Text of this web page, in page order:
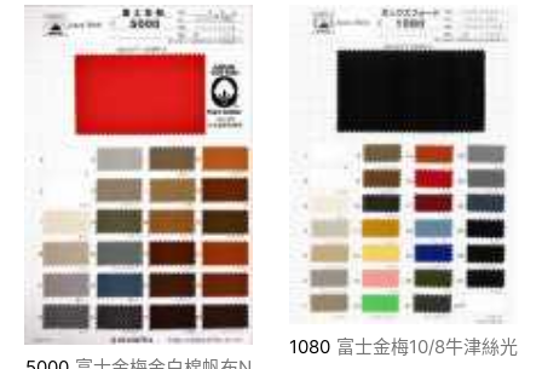
1080 富士金梅10/8牛津絲光